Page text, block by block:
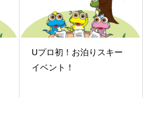
Uプロ初！お泊りスキー
イベント！